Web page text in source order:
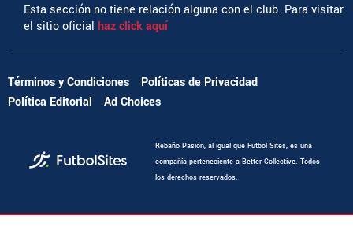
Esta sección no tiene relación alguna con el club. Para visitar
el sitio oficial haz click aquí
Términos y Condiciones
Políticas de Privacidad
Política Editorial
Ad Choices
Rebaño Pasión, al igual que Futbol Sites, es una
compañía perteneciente a Better Collective. Todos
los derechos reservados.